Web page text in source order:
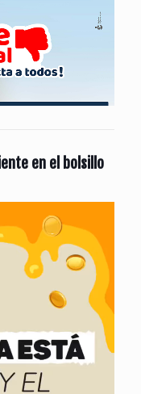
en el bolsillo